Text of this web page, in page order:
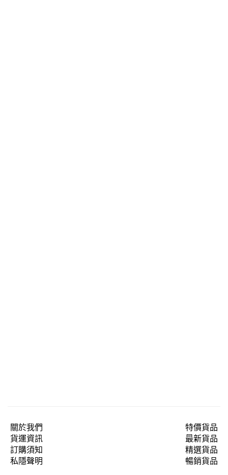
關於我們
貨運資訊
訂購須知
私隱聲明
特價貨品
最新貨品
精選貨品
暢銷貨品